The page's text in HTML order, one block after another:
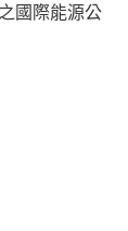
國際能源公